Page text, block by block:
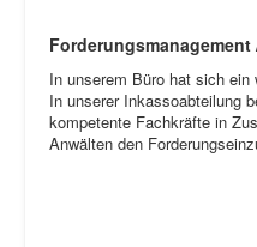
Forderungsmanagement
In unserem Büro hat sich
In unserer Inkassoabteilung
kompetente Fachkräfte in
Anwälten den